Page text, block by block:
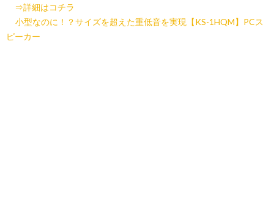
⇒詳細はコチラ
小型なのに！？サイズを超えた重低音を実現【KS-1HQM】PCス
ピーカー